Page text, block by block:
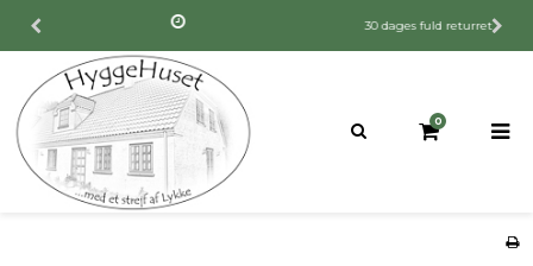
30 dages fuld returret
0